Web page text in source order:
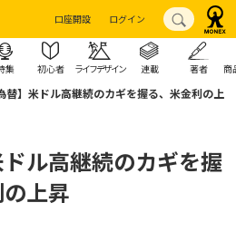
口座開設 ログイン
集 初心者 ライフデザイン 連載 著者 商
替】米ドル高継続のカギを握る、米金利の上
ドル高継続のカギを握
上昇